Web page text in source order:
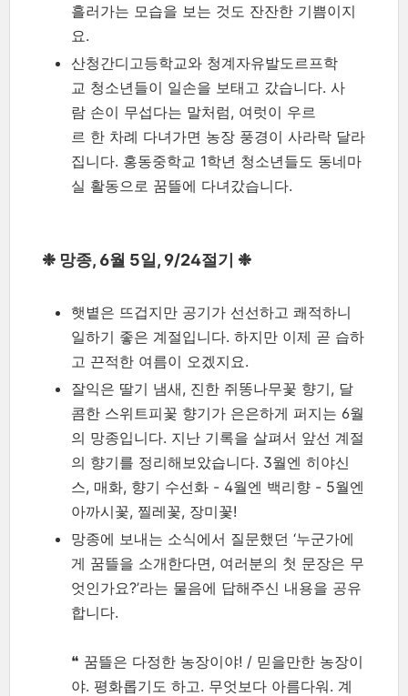
흘러가는 모습을 보는 것도 잔잔한 기쁨이지
요.
산청간디고등학교와 청계자유발도르프학
교 청소년들이 일손을 보태고 갔습니다. 사
람 손이 무섭다는 말처럼, 여럿이 우르
르 한 차례 다녀가면 농장 풍경이 사라락 달라
집니다. 홍동중학교 1학년 청소년들도 동네마
실 활동으로 꿈뜰에 다녀갔습니다.
❉ 망종, 6월 5일, 9/24절기 ❉
햇볕은 뜨겁지만 공기가 선선하고 쾌적하니
일하기 좋은 계절입니다. 하지만 이제 곧 습하
고 끈적한 여름이 오겠지요.
잘익은 딸기 냄새, 진한 쥐똥나무꽃 향기, 달
콤한 스위트피꽃 향기가 은은하게 퍼지는 6월
의 망종입니다. 지난 기록을 살펴서 앞선 계절
의 향기를 정리해보았습니다. 3월엔 히야신
스, 매화, 향기 수선화 - 4월엔 백리향 - 5월엔
아까시꽃, 찔레꽃, 장미꽃!
망종에 보내는 소식에서 질문했던 ‘누군가에
게 꿈뜰을 소개한다면, 여러분의 첫 문장은 무
엇인가요?’라는 물음에 답해주신 내용을 공유
합니다.
❝ 꿈뜰은 다정한 농장이야! / 믿을만한 농장이
야. 평화롭기도 하고. 무엇보다 아름다워. 계